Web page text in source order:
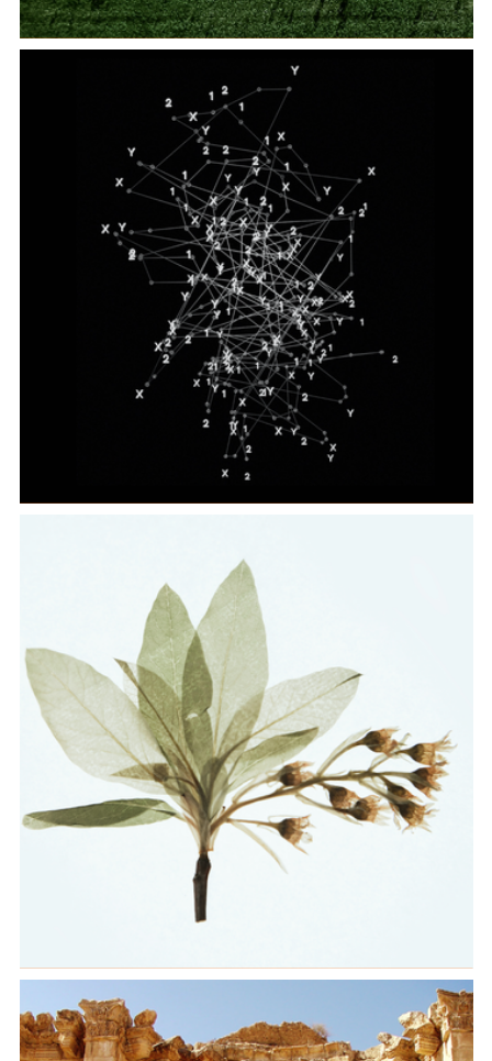
Per un documentario ecosostenibile: produzione,
diffusione,rappresentazione
Plants in Ancient Near Eastern Medicine (PANEM)